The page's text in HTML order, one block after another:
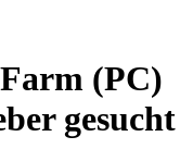
(PC)
gesucht